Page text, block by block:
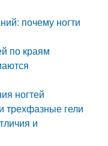
почему ногти
по краям
ногтей
гели
и